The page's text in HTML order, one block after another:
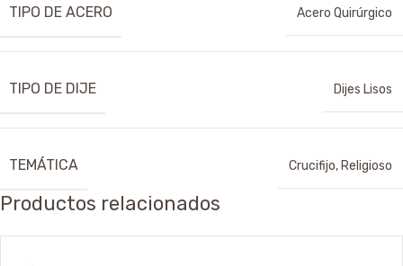
TIPO DE ACERO Acero Quirúrgico
TIPO DE DIJE Dijes Lisos
TEMÁTICA Crucifijo, Religioso
Productos relacionados